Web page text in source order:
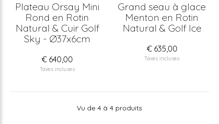
Plateau Orsay Mini
Rond en Rotin
Natural & Cuir Golf
Sky - Ø37x6cm
€ 640,00
Taxes incluses
Grand seau à glace
Menton en Rotin
Natural & Golf Ice
€ 635,00
Taxes incluses
Vu de 4 à 4 produits